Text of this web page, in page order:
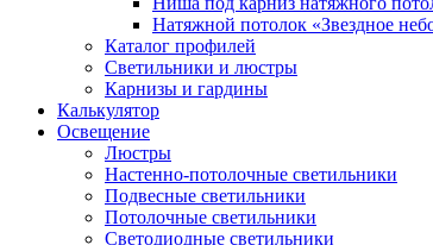
Натяжной потолок «Звездное
Каталог профилей
Светильники и люстры
Карнизы и гардины
Калькулятор
Освещение
Люстры
Настенно-потолочные светильники
Подвесные светильники
Потолочные светильники
Светодиодные светильники